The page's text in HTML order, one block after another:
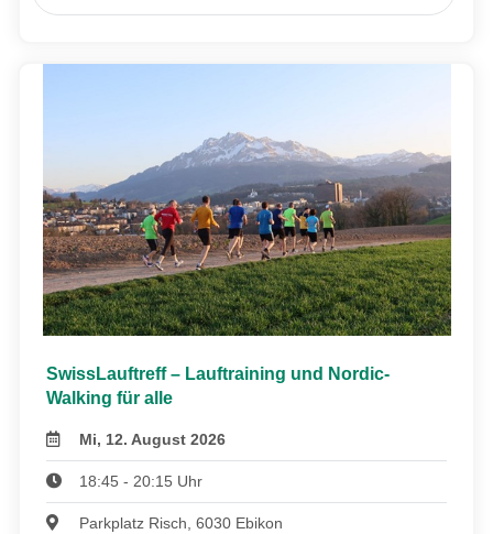
SwissLauftreff – Lauftraining und Nordic-
Walking für alle
Mi, 12. August 2026
18:45 - 20:15 Uhr
Parkplatz Risch, 6030 Ebikon